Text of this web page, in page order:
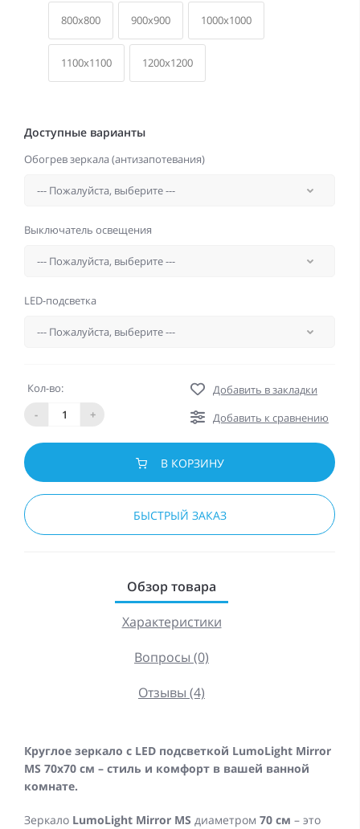
800x800 900x900 1000x1000
1100x1100 1200x1200
Доступные варианты
Обогрев зеркала (антизапотевания)
Выключатель освещения
LED-подсветка
Кол-во:
-
+
Добавить в закладки
Добавить к сравнению
В КОРЗИНУ
БЫСТРЫЙ ЗАКАЗ
Обзор товара
Характеристики
Вопросы (0)
Отзывы (4)
Круглое зеркало с LED подсветкой LumoLight Mirror
MS 70x70 см – стиль и комфорт в вашей ванной
комнате.
Зеркало LumoLight Mirror MS диаметром 70 см – это